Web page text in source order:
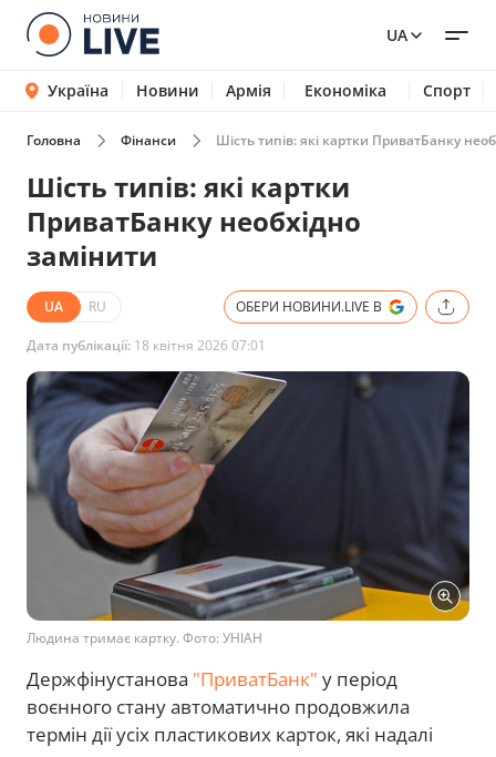
UA
Україна Новини Армія Економіка Спорт
Головна Фінанси Шість типів: які картки ПриватБанку
Шість типів: які картки
ПриватБанку необхідно
замінити
UA RU ОБЕРИ НОВИНИ.LIVE В
Дата публікації: 18 квітня 2026 07:01
Людина тримає картку. Фото: УНІАН
Держфінустанова "ПриватБанк" у період
воєнного стану автоматично продовжила
термін дії усіх пластикових карток, які надалі